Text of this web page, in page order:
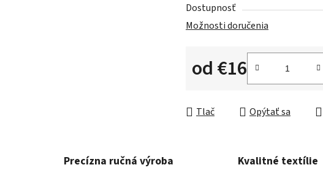
Dostupnosť
Možnosti doručenia
od€16
Jednotková cena:
Tlač Opýtať sa
Precízna ručná výroba Kvalitné textílie